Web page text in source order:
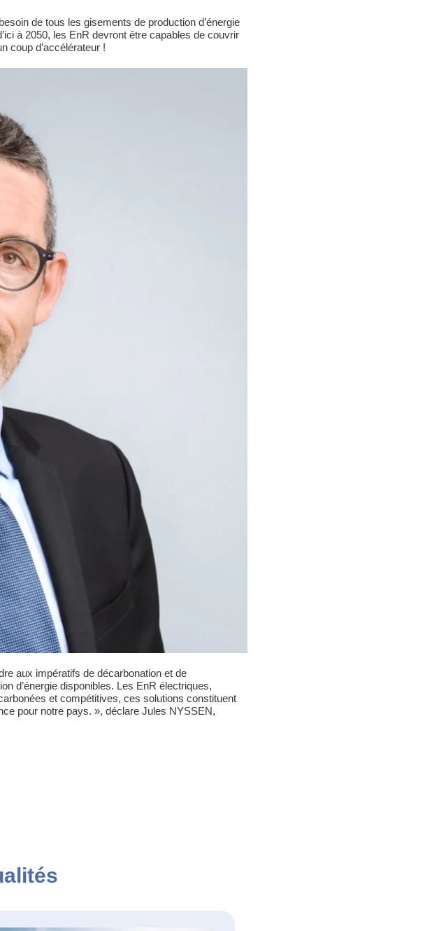
de tous les gisements de production d’énergie
à 2050, les EnR devront être capables de couvrir
coup d’accélérateur !
aux impératifs de décarbonation et de
d’énergie disponibles. Les EnR électriques,
et compétitives, ces solutions constituent
pour notre pays. », déclare Jules NYSSEN,